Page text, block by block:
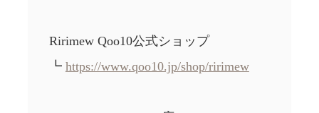
Ririmew Qoo10公式ショップ
┗ https://www.qoo10.jp/shop/ririmew